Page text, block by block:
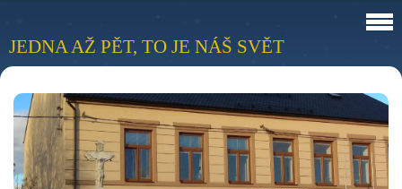
JEDNA AŽ PĚT, TO JE NÁŠ SVĚT